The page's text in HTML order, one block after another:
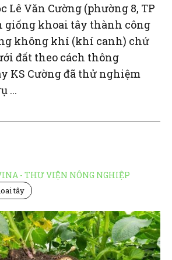
Lê Văn Cường (phường 8, TP
giống khoai tây thành công
không khí (khí canh) chứ
đất theo cách thông
KS Cường đã thử nghiệm
...
- THƯ VIỆN NÔNG NGHIỆP
tây